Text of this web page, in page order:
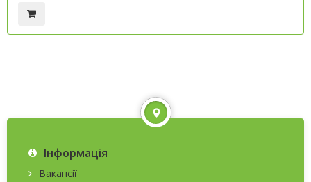
Інформація
Вакансії